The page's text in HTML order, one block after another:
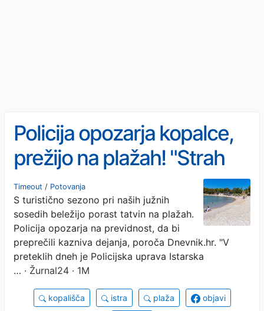
Policija opozarja kopalce,
prežijo na plažah! "Strah
me je"
Timeout / Potovanja
S turistično sezono pri naših južnih
sosedih beležijo porast tatvin na plažah.
Policija opozarja na previdnost, da bi
preprečili kazniva dejanja, poroča Dnevnik.hr. "V
preteklih dneh je Policijska uprava Istarska
… · Žurnal24 · 1M
kopališča istra plaža objavi